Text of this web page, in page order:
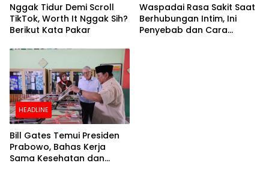
Nggak Tidur Demi Scroll
TikTok, Worth It Nggak Sih?
Berikut Kata Pakar
Waspadai Rasa Sakit Saat
Berhubungan Intim, Ini
Penyebab dan Cara
HEADLINE
Bill Gates Temui Presiden
Prabowo, Bahas Kerja
Sama Kesehatan dan